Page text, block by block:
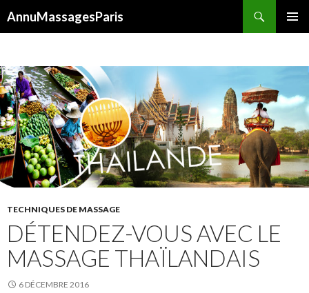
AnnuMassagesParis
TECHNIQUES DE MASSAGE
DÉTENDEZ-VOUS AVEC LE
MASSAGE THAÏLANDAIS
6 DÉCEMBRE 2016